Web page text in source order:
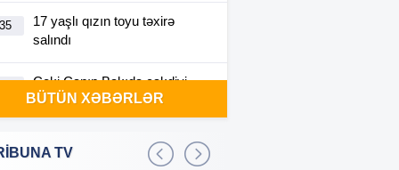
17 yaşlı qızın toyu təxirə
salındı
Ceki Çanın Bakıda çəkdiyi
filmə görə Azərbaycan 1
milyon dollar ödəyə bilər?
Bakıda 2,5 milyon manata
BÜTÜN XƏBƏRLƏR
TV